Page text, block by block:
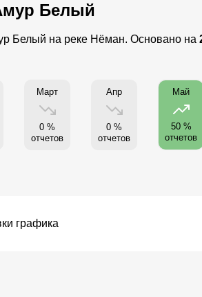
Белый
Белый на реке Нёман. Основано на
Март
0 %
отчетов
Апр
0 %
отчетов
Май
50 %
отчетов
графика